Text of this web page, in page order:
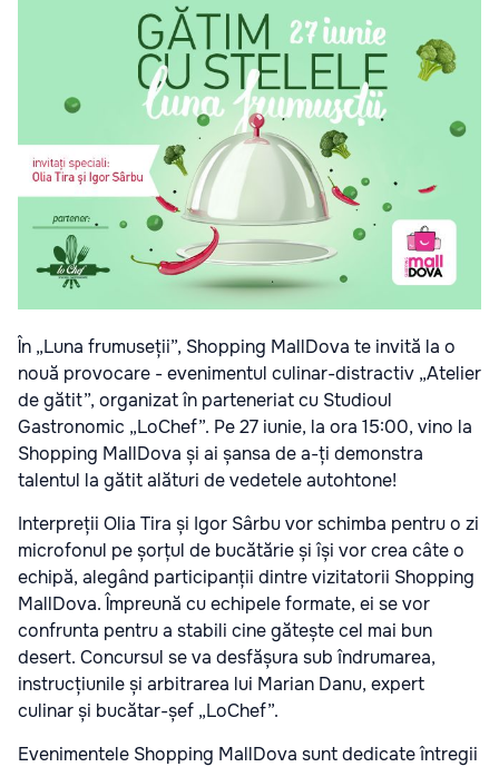
În „Luna frumuseții”, Shopping MallDova te invită la o
nouă provocare - evenimentul culinar-distractiv „Atelier
de gătit”, organizat în parteneriat cu Studioul
Gastronomic „LoChef”. Pe 27 iunie, la ora 15:00, vino la
Shopping MallDova și ai șansa de a-ți demonstra
talentul la gătit alături de vedetele autohtone!
Interpreții Olia Tira și Igor Sârbu vor schimba pentru o zi
microfonul pe șorțul de bucătărie și își vor crea câte o
echipă, alegând participanții dintre vizitatorii Shopping
MallDova. Împreună cu echipele formate, ei se vor
confrunta pentru a stabili cine gătește cel mai bun
desert. Concursul se va desfășura sub îndrumarea,
instrucțiunile și arbitrarea lui Marian Danu, expert
culinar și bucătar-șef „LoChef”.
Evenimentele Shopping MallDova sunt dedicate întregii